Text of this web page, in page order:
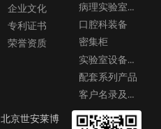
企业文化
专利证书
荣誉资质
病理实验室设备
口腔科装备
密集柜
北京世安莱博
实验室设备及工程
配套系列产品
客户名录及案例